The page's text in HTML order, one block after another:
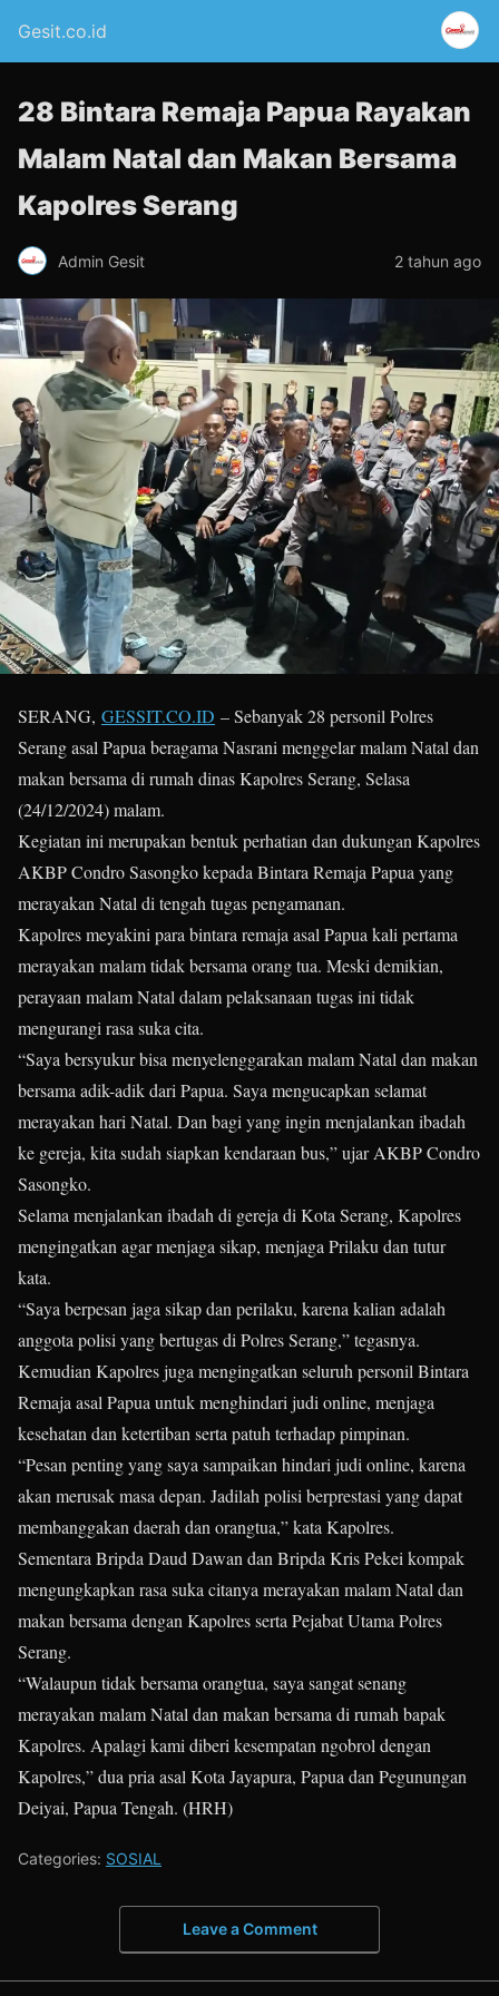
Gesit.co.id
28 Bintara Remaja Papua Rayakan
Malam Natal dan Makan Bersama
Kapolres Serang
Admin Gesit 2 tahun ago
SERANG, GESSIT.CO.ID – Sebanyak 28 personil Polres
Serang asal Papua beragama Nasrani menggelar malam Natal dan
makan bersama di rumah dinas Kapolres Serang, Selasa
(24/12/2024) malam.
Kegiatan ini merupakan bentuk perhatian dan dukungan Kapolres
AKBP Condro Sasongko kepada Bintara Remaja Papua yang
merayakan Natal di tengah tugas pengamanan.
Kapolres meyakini para bintara remaja asal Papua kali pertama
merayakan malam tidak bersama orang tua. Meski demikian,
perayaan malam Natal dalam pelaksanaan tugas ini tidak
mengurangi rasa suka cita.
“Saya bersyukur bisa menyelenggarakan malam Natal dan makan
bersama adik-adik dari Papua. Saya mengucapkan selamat
merayakan hari Natal. Dan bagi yang ingin menjalankan ibadah
ke gereja, kita sudah siapkan kendaraan bus,” ujar AKBP Condro
Sasongko.
Selama menjalankan ibadah di gereja di Kota Serang, Kapolres
mengingatkan agar menjaga sikap, menjaga Prilaku dan tutur
kata.
“Saya berpesan jaga sikap dan perilaku, karena kalian adalah
anggota polisi yang bertugas di Polres Serang,” tegasnya.
Kemudian Kapolres juga mengingatkan seluruh personil Bintara
Remaja asal Papua untuk menghindari judi online, menjaga
kesehatan dan ketertiban serta patuh terhadap pimpinan.
“Pesan penting yang saya sampaikan hindari judi online, karena
akan merusak masa depan. Jadilah polisi berprestasi yang dapat
membanggakan daerah dan orangtua,” kata Kapolres.
Sementara Bripda Daud Dawan dan Bripda Kris Pekei kompak
mengungkapkan rasa suka citanya merayakan malam Natal dan
makan bersama dengan Kapolres serta Pejabat Utama Polres
Serang.
“Walaupun tidak bersama orangtua, saya sangat senang
merayakan malam Natal dan makan bersama di rumah bapak
Kapolres. Apalagi kami diberi kesempatan ngobrol dengan
Kapolres,” dua pria asal Kota Jayapura, Papua dan Pegunungan
Deiyai, Papua Tengah. (HRH)
Categories: SOSIAL
Leave a Comment